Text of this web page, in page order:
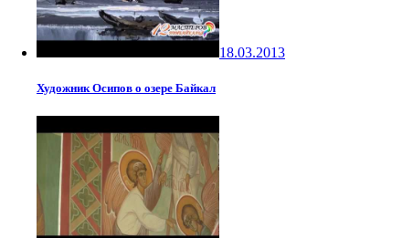
18.03.2013
Художник Осипов о озере Байкал